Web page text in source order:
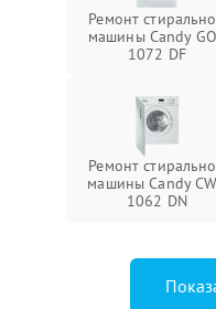
Ремонт
машины Candy
1072 DF
Ремонт
машины Candy
1062 DN